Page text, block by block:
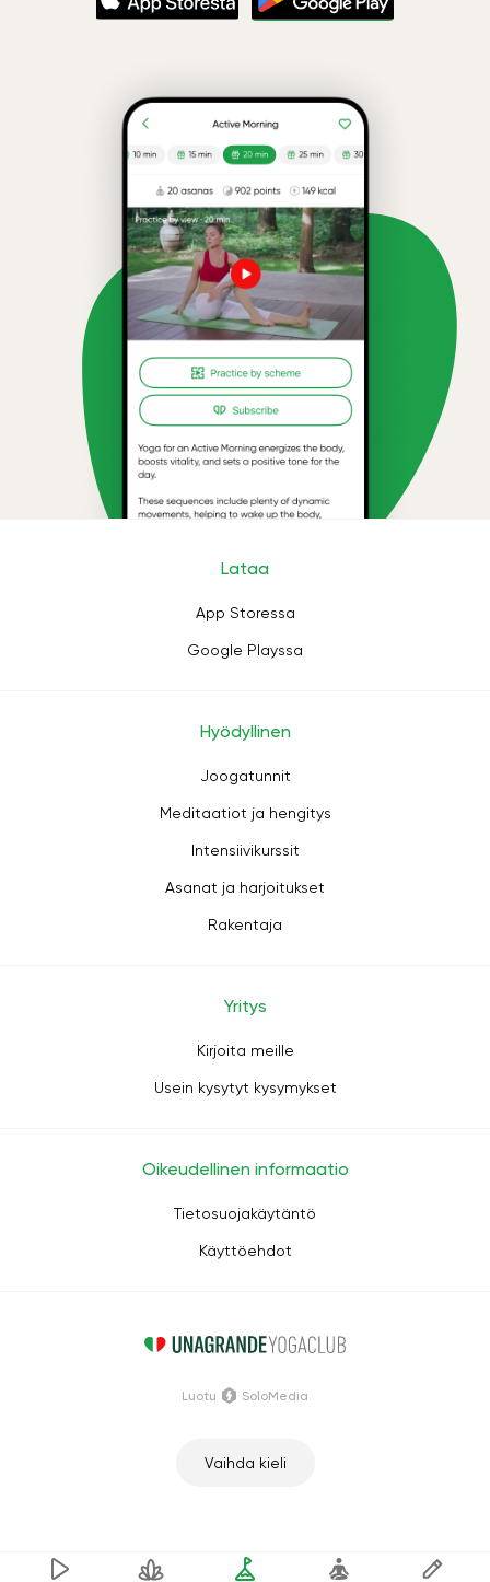
Lataa
App Storessa
Google Playssa
Hyödyllinen
Joogatunnit
Meditaatiot ja hengitys
Intensiivikurssit
Asanat ja harjoitukset
Rakentaja
Yritys
Kirjoita meille
Usein kysytyt kysymykset
Oikeudellinen informaatio
Tietosuojakäytäntö
Käyttöehdot
Vaihda kieli
Luotu SoloMedia